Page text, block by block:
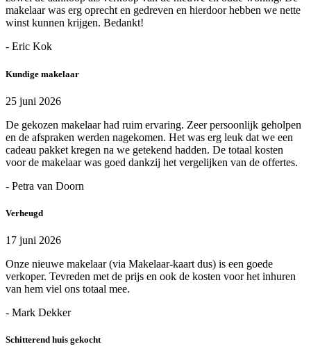
makelaar was erg oprecht en gedreven en hierdoor hebben we nette
winst kunnen krijgen. Bedankt!
- Eric Kok
Kundige makelaar
25 juni 2026
De gekozen makelaar had ruim ervaring. Zeer persoonlijk geholpen
en de afspraken werden nagekomen. Het was erg leuk dat we een
cadeau pakket kregen na we getekend hadden. De totaal kosten
voor de makelaar was goed dankzij het vergelijken van de offertes.
- Petra van Doorn
Verheugd
17 juni 2026
Onze nieuwe makelaar (via Makelaar-kaart dus) is een goede
verkoper. Tevreden met de prijs en ook de kosten voor het inhuren
van hem viel ons totaal mee.
- Mark Dekker
Schitterend huis gekocht